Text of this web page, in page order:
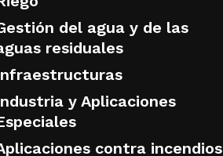
del agua y de las
residuales
y Aplicaciones
contra incendios